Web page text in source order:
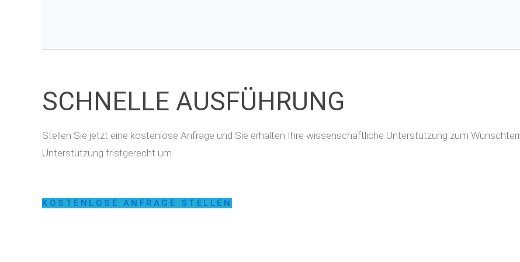
SCHNELLE AUSFÜHRUNG
Stellen Sie jetzt eine kostenlose Anfrage und Sie erhalten Ihre wissenschaftliche Unterstützung zum
Unterstützung fristgerecht um.
KOSTENLOSE ANFRAGE STELLEN